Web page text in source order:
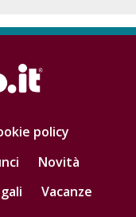
policy
Novità
Vacanze